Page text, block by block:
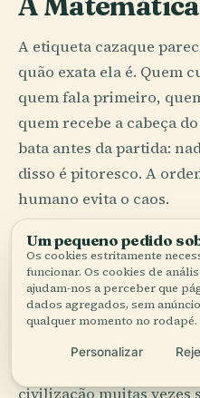
A etiqueta cazaque
quão exata ela é. Quem
quem fala primeiro,
quem recebe a cabeça
bata antes da partida:
disso é pitoresco. A
humano evita o caos.
A idade tem peso. Os
consequência. O pão
descuido. Pés não
que atropela a conversa
ocidental pode achar
a sala talvez ouça
Um pequeno pedido
Os cookies estritamente
funcionar. Os cookies de
ajudam-nos a perceber que
dados agregados, sem
qualquer momento no rodapé.
Personalizar